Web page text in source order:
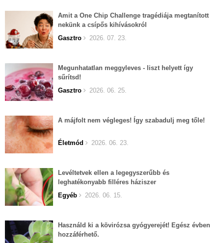
Amit a One Chip Challenge tragédiája megtanított
nekünk a csípős kihívásokról
Gasztro
2026. 07. 23.
Megunhatatlan meggyleves - liszt helyett így
sűrítsd!
Gasztro
2026. 06. 25.
A májfolt nem végleges! Így szabadulj meg tőle!
Életmód 2026. 06. 23.
Levéltetvek ellen a legegyszerűbb és
leghatékonyabb filléres háziszer
Egyéb
2026. 06. 15.
Használd ki a kövirózsa gyógyerejét! Egész évben
hozzáférhető.